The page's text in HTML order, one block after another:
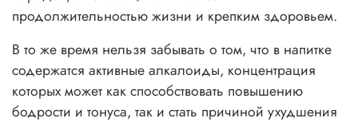
продолжительностью жизни и крепким здоровьем.
В то же время нельзя забывать о том, что в напитке
содержатся активные алкалоиды, концентрация
которых может как способствовать повышению
бодрости и тонуса, так и стать причиной ухудшения